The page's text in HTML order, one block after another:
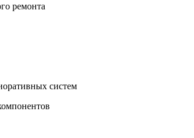
ремонта
систем